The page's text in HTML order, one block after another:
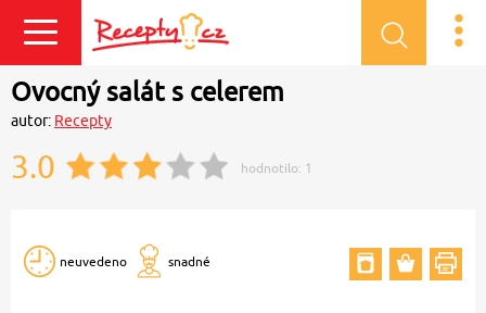
Přihlásit se
Ovocný salát s celerem
autor: Recepty
3.0 hodnotilo: 1
neuvedeno snadné